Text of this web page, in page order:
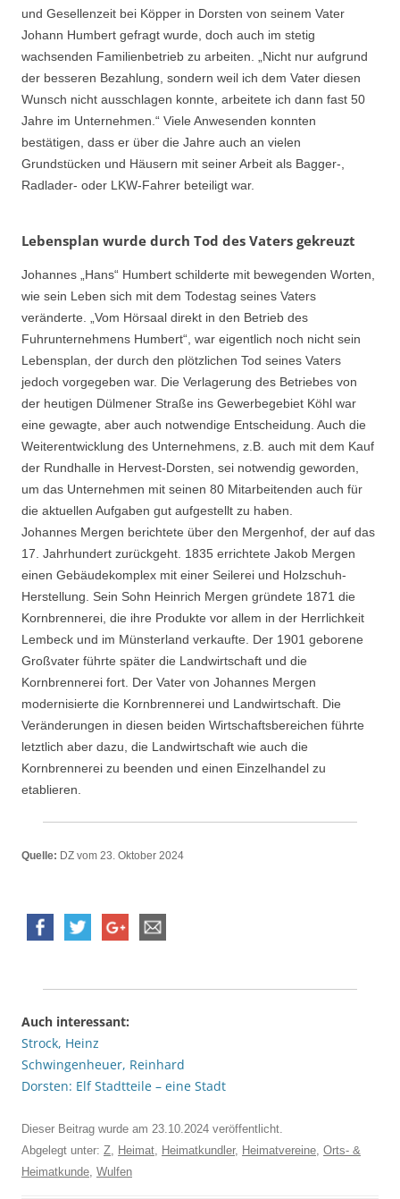
und Gesellenzeit bei Köpper in Dorsten von seinem Vater
Johann Humbert gefragt wurde, doch auch im stetig
wachsenden Familienbetrieb zu arbeiten. „Nicht nur aufgrund
der besseren Bezahlung, sondern weil ich dem Vater diesen
Wunsch nicht ausschlagen konnte, arbeitete ich dann fast 50
Jahre im Unternehmen.“ Viele Anwesenden konnten
bestätigen, dass er über die Jahre auch an vielen
Grundstücken und Häusern mit seiner Arbeit als Bagger-,
Radlader- oder LKW-Fahrer beteiligt war.
Lebensplan wurde durch Tod des Vaters gekreuzt
Johannes „Hans“ Humbert schilderte mit bewegenden Worten,
wie sein Leben sich mit dem Todestag seines Vaters
veränderte. „Vom Hörsaal direkt in den Betrieb des
Fuhrunternehmens Humbert“, war eigentlich noch nicht sein
Lebensplan, der durch den plötzlichen Tod seines Vaters
jedoch vorgegeben war. Die Verlagerung des Betriebes von
der heutigen Dülmener Straße ins Gewerbegebiet Köhl war
eine gewagte, aber auch notwendige Entscheidung. Auch die
Weiterentwicklung des Unternehmens, z.B. auch mit dem Kauf
der Rundhalle in Hervest-Dorsten, sei notwendig geworden,
um das Unternehmen mit seinen 80 Mitarbeitenden auch für
die aktuellen Aufgaben gut aufgestellt zu haben.
Johannes Mergen berichtete über den Mergenhof, der auf das
17. Jahrhundert zurückgeht. 1835 errichtete Jakob Mergen
einen Gebäudekomplex mit einer Seilerei und Holzschuh-
Herstellung. Sein Sohn Heinrich Mergen gründete 1871 die
Kornbrennerei, die ihre Produkte vor allem in der Herrlichkeit
Lembeck und im Münsterland verkaufte. Der 1901 geborene
Großvater führte später die Landwirtschaft und die
Kornbrennerei fort. Der Vater von Johannes Mergen
modernisierte die Kornbrennerei und Landwirtschaft. Die
Veränderungen in diesen beiden Wirtschaftsbereichen führte
letztlich aber dazu, die Landwirtschaft wie auch die
Kornbrennerei zu beenden und einen Einzelhandel zu
etablieren.
Quelle: DZ vom 23. Oktober 2024
Auch interessant:
Strock, Heinz
Schwingenheuer, Reinhard
Dorsten: Elf Stadtteile – eine Stadt
Dieser Beitrag wurde am 23.10.2024 veröffentlicht.
Abgelegt unter: Z Heimat Heimatkundler, Heimatvereine Orts- &
Heimatkunde Wulfen